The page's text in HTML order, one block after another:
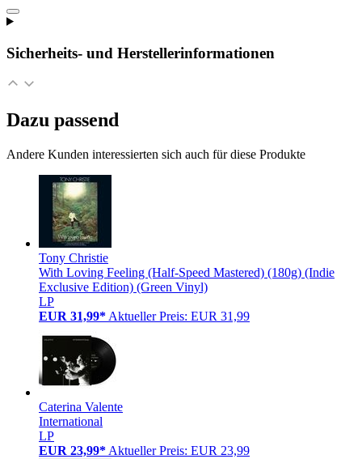
Sicherheits- und Herstellerinformationen
Dazu passend
Andere Kunden interessierten sich auch für diese Produkte
Tony Christie
With Loving Feeling (Half-Speed Mastered) (180g) (Indie
Exclusive Edition) (Green Vinyl)
LP
EUR 31,99* Aktueller Preis: EUR 31,99
Caterina Valente
International
LP
EUR 23,99* Aktueller Preis: EUR 23,99